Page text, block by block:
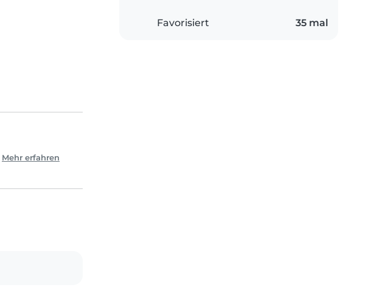
Mehr erfahren
Favorisiert 35 mal